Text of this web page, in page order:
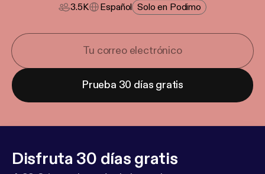
3.5K Español Solo en Podimo
Prueba 30 días gratis
Disfruta 30 días gratis